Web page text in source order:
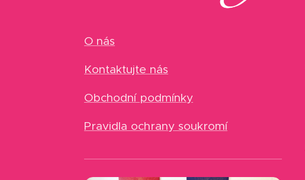
O nás
Kontaktujte nás
Obchodní podmínky
Pravidla ochrany soukromí